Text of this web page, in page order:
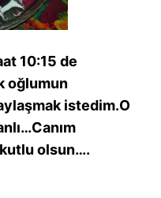
10:15 de
oğlumun
istedim.O
olsun….